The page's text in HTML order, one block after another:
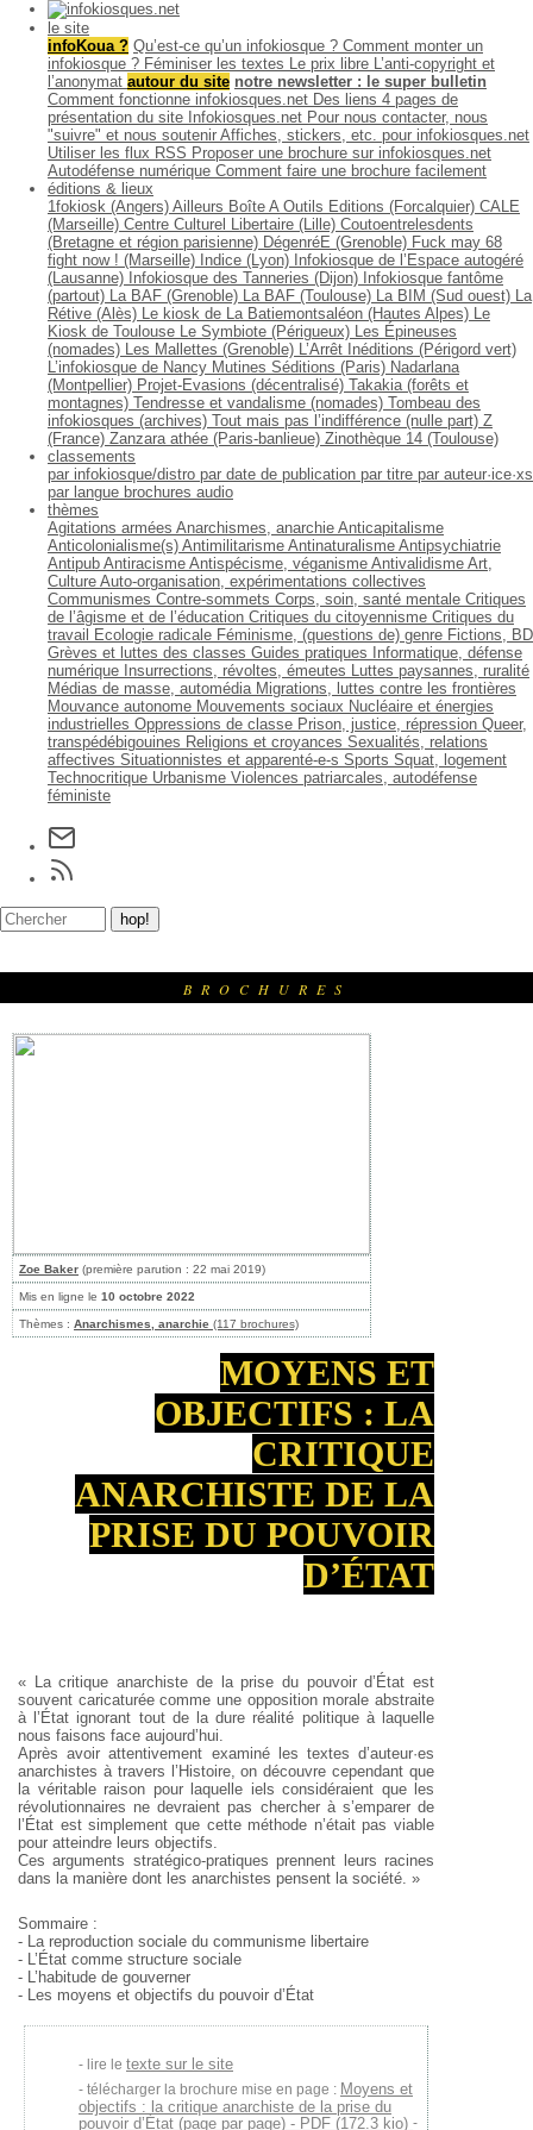
le site
infoKoua ? Qu’est-ce qu’un infokiosque ? Comment monter un
infokiosque ? Féminiser les textes Le prix libre L’anti-copyright et
l’anonymat autour du site notre newsletter : le super bulletin
Comment fonctionne infokiosques.net Des liens 4 pages de
présentation du site Infokiosques.net Pour nous contacter, nous
"suivre" et nous soutenir Affiches, stickers, etc. pour infokiosques.net
Utiliser les flux RSS Proposer une brochure sur infokiosques.net
Autodéfense numérique Comment faire une brochure facilement
éditions & lieux
1fokiosk (Angers) Ailleurs Boîte A Outils Editions (Forcalquier) CALE
(Marseille) Centre Culturel Libertaire (Lille) Coutoentrelesdents
(Bretagne et région parisienne) DégenréE (Grenoble) Fuck may 68
fight now ! (Marseille) Indice (Lyon) Infokiosque de l’Espace autogéré
(Lausanne) Infokiosque des Tanneries (Dijon) Infokiosque fantôme
(partout) La BAF (Grenoble) La BAF (Toulouse) La BIM (Sud ouest) La
Rétive (Alès) Le kiosk de La Batiemontsaléon (Hautes Alpes) Le
Kiosk de Toulouse Le Symbiote (Périgueux) Les Épineuses
(nomades) Les Mallettes (Grenoble) L’Arrêt Inéditions (Périgord vert)
L’infokiosque de Nancy Mutines Séditions (Paris) Nadarlana
(Montpellier) Projet-Evasions (décentralisé) Takakia (forêts et
montagnes) Tendresse et vandalisme (nomades) Tombeau des
infokiosques (archives) Tout mais pas l’indifférence (nulle part) Z
(France) Zanzara athée (Paris-banlieue) Zinothèque 14 (Toulouse)
classements
par infokiosque/distro par date de publication par titre par auteur·ice·xs
par langue brochures audio
thèmes
Agitations armées Anarchismes, anarchie Anticapitalisme
Anticolonialisme(s) Antimilitarisme Antinaturalisme Antipsychiatrie
Antipub Antiracisme Antispécisme, véganisme Antivalidisme Art,
Culture Auto-organisation, expérimentations collectives
Communismes Contre-sommets Corps, soin, santé mentale Critiques
de l’âgisme et de l’éducation Critiques du citoyennisme Critiques du
travail
Ecologie radicale Féminisme, (questions de) genre Fictions, BD
Grèves et luttes des classes Guides pratiques
Informatique, défense
numérique Insurrections, révoltes, émeutes Luttes paysannes, ruralité
Médias de masse, automédia Migrations, luttes contre les frontières
Mouvance autonome Mouvements sociaux Nucléaire et énergies
industrielles Oppressions de classe Prison, justice, répression Queer,
transpédébigouines Religions et croyances Sexualités, relations
affectives Situationnistes et apparenté-e-s Sports Squat, logement
Technocritique Urbanisme Violences patriarcales, autodéfense
féministe
BROCHURES
Zoe Baker (première parution : 22 mai 2019)
Mis en ligne le 10 octobre 2022
Thèmes : Anarchismes, anarchie (117 brochures)
MOYENS ET
OBJECTIFS : LA
CRITIQUE
ANARCHISTE DE LA
PRISE DU POUVOIR
D’ÉTAT
« La critique anarchiste de la prise du pouvoir d’État est
souvent caricaturée comme une opposition morale abstraite
à l’État ignorant tout de la dure réalité politique à laquelle
nous faisons face aujourd’hui.
Après avoir attentivement examiné les textes d’auteur·es
anarchistes à travers l’Histoire, on découvre cependant que
la véritable raison pour laquelle iels considéraient que les
révolutionnaires ne devraient pas chercher à s’emparer de
l’État est simplement que cette méthode n’était pas viable
pour atteindre leurs objectifs.
Ces arguments stratégico-pratiques prennent leurs racines
dans la manière dont les anarchistes pensent la société. »
Sommaire :
- La reproduction sociale du communisme libertaire
- L’État comme structure sociale
- L’habitude de gouverner
- Les moyens et objectifs du pouvoir d’État
lire le texte sur le site
télécharger la brochure mise en page : Moyens et
objectifs : la critique anarchiste de la prise du
pouvoir d’État (page par page) - PDF (172.3 kio) -